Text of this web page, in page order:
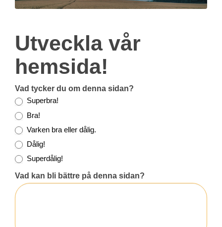
Utveckla vår
hemsida!
Vad tycker du om denna sidan?
Superbra!
Bra!
Varken bra eller dålig.
Dålig!
Superdålig!
Vad kan bli bättre på denna sidan?